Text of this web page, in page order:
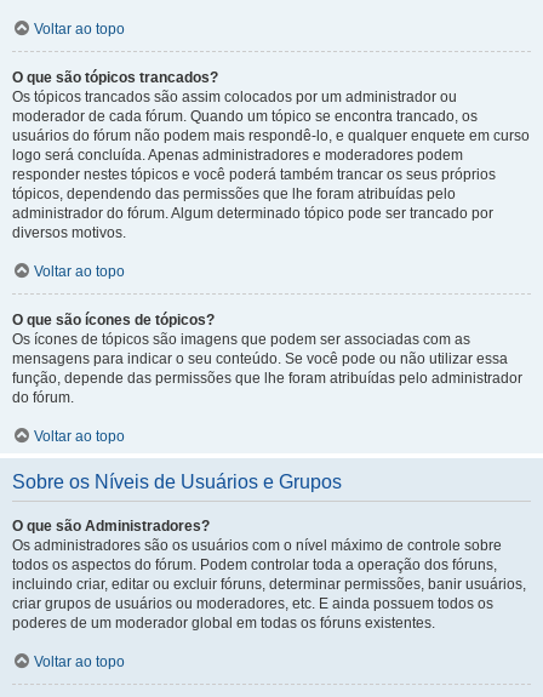
Voltar ao topo
O que são tópicos trancados?
Os tópicos trancados são assim colocados por um administrador ou
moderador de cada fórum. Quando um tópico se encontra trancado, os
usuários do fórum não podem mais respondê-lo, e qualquer enquete em curso
logo será concluída. Apenas administradores e moderadores podem
responder nestes tópicos e você poderá também trancar os seus próprios
tópicos, dependendo das permissões que lhe foram atribuídas pelo
administrador do fórum. Algum determinado tópico pode ser trancado por
diversos motivos.
Voltar ao topo
O que são ícones de tópicos?
Os ícones de tópicos são imagens que podem ser associadas com as
mensagens para indicar o seu conteúdo. Se você pode ou não utilizar essa
função, depende das permissões que lhe foram atribuídas pelo administrador
do fórum.
Voltar ao topo
Sobre os Níveis de Usuários e Grupos
O que são Administradores?
Os administradores são os usuários com o nível máximo de controle sobre
todos os aspectos do fórum. Podem controlar toda a operação dos fóruns,
incluindo criar, editar ou excluir fóruns, determinar permissões, banir usuários,
criar grupos de usuários ou moderadores, etc. E ainda possuem todos os
poderes de um moderador global em todas os fóruns existentes.
Voltar ao topo